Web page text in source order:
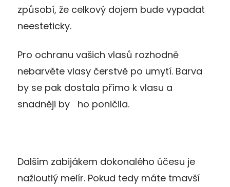
způsobí, že celkový dojem bude vypadat
neesteticky.
Pro ochranu vašich vlasů rozhodně
nebarvěte vlasy čerstvě po umytí. Barva
by se pak dostala přímo k vlasu a
snadněji by ho poničila.
Dalším zabijákem dokonalého účesu je
nažloutlý melír. Pokud tedy máte tmavší